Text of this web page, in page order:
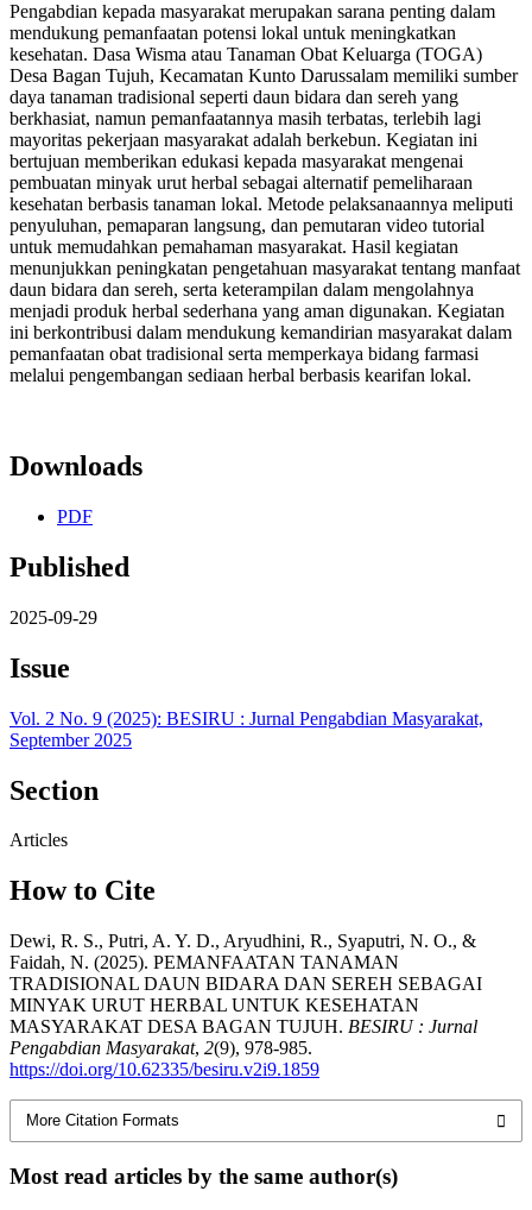
Pengabdian kepada masyarakat merupakan sarana penting dalam
mendukung pemanfaatan potensi lokal untuk meningkatkan
kesehatan. Dasa Wisma atau Tanaman Obat Keluarga (TOGA)
Desa Bagan Tujuh, Kecamatan Kunto Darussalam memiliki sumber
daya tanaman tradisional seperti daun bidara dan sereh yang
berkhasiat, namun pemanfaatannya masih terbatas, terlebih lagi
mayoritas pekerjaan masyarakat adalah berkebun. Kegiatan ini
bertujuan memberikan edukasi kepada masyarakat mengenai
pembuatan minyak urut herbal sebagai alternatif pemeliharaan
kesehatan berbasis tanaman lokal. Metode pelaksanaannya meliputi
penyuluhan, pemaparan langsung, dan pemutaran video tutorial
untuk memudahkan pemahaman masyarakat. Hasil kegiatan
menunjukkan peningkatan pengetahuan masyarakat tentang manfaat
daun bidara dan sereh, serta keterampilan dalam mengolahnya
menjadi produk herbal sederhana yang aman digunakan. Kegiatan
ini berkontribusi dalam mendukung kemandirian masyarakat dalam
pemanfaatan obat tradisional serta memperkaya bidang farmasi
melalui pengembangan sediaan herbal berbasis kearifan lokal.
Downloads
PDF
Published
2025-09-29
Issue
Vol. 2 No. 9 (2025): BESIRU : Jurnal Pengabdian Masyarakat,
September 2025
Section
Articles
How to Cite
Dewi, R. S., Putri, A. Y. D., Aryudhini, R., Syaputri, N. O., &
Faidah, N. (2025). PEMANFAATAN TANAMAN
TRADISIONAL DAUN BIDARA DAN SEREH SEBAGAI
MINYAK URUT HERBAL UNTUK KESEHATAN
MASYARAKAT DESA BAGAN TUJUH. BESIRU : Jurnal
Pengabdian Masyarakat, 2(9), 978-985.
https://doi.org/10.62335/besiru.v2i9.1859
More Citation Formats
Most read articles by the same author(s)